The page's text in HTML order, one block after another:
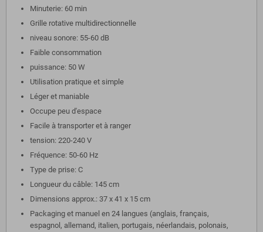
Minuterie: 60 min
Grille rotative multidirectionnelle
niveau sonore: 55-60 dB
Faible consommation
puissance: 50 W
Utilisation pratique et simple
Léger et maniable
Occupe peu d'espace
Facile à transporter et à ranger
tension: 220-240 V
Fréquence: 50-60 Hz
Type de prise: C
Longueur du câble: 145 cm
Dimensions approx.: 37 x 41 x 15 cm
Packaging et manuel en 24 langues (anglais, français,
espagnol, allemand, italien, portugais, néerlandais, polonais,